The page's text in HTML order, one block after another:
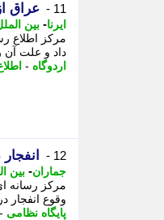
11 - عراق
ایرنا- بین
مرکز اطلاع
داد و علت آن
اردوگاه -
12 -
جماران- بین
مرکز رسانه
وقوع انفجار
پایگاه نظامی -